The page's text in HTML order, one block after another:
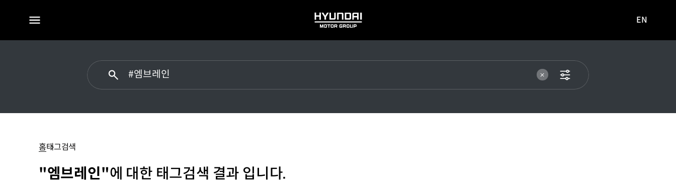
전체
HYUNDAI
MOTOR
사이트로
EN
홈태그검색
"엠브레인"에 대한 태그검색 결과 입니다.